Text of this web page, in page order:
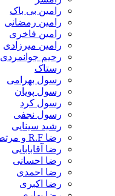
رامین بی باک
رامین رمضانی
رامین فاخری
رامین میرزادی
رحیم جوانمردی
رستاک
رسول بهرامی
رسول پویان
رسول کرد
رسول نجفی
رشید سینایی
رضا R.F و مرتضی اوژن
رضا آقابابایی
رضا احسانی
رضا احمدی
رضا اکبری